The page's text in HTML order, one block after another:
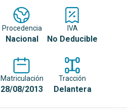
Procedencia
Nacional
IVA
No Deducible
Matriculación
28/08/2013
Tracción
Delantera